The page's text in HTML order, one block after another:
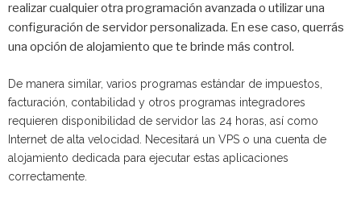
realizar cualquier otra programación avanzada o utilizar una
configuración de servidor personalizada. En ese caso, querrás
una opción de alojamiento que te brinde más control.
De manera similar, varios programas estándar de impuestos,
facturación, contabilidad y otros programas integradores
requieren disponibilidad de servidor las 24 horas, así como
Internet de alta velocidad. Necesitará un VPS o una cuenta de
alojamiento dedicada para ejecutar estas aplicaciones
correctamente.